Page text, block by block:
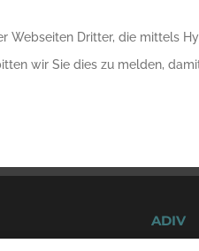
Webseiten Dritter, die mittels
wir Sie dies zu melden,
ADIV